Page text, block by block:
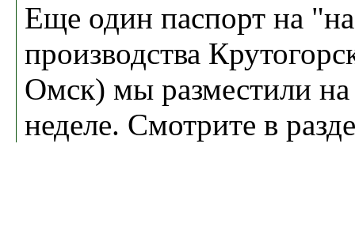
Еще один паспорт на
производства
Омск) мы разместили на
неделе. Смотрите в